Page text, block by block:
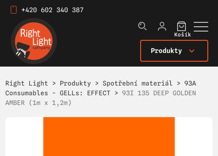
+420 602 340 387
Produkty
Košík
Right Light > Produkty >Spotřební materiál >93A
Consumables - GELLs: EFFECT >93I 135 DEEP GOLDEN
AMBER (1m x 1,2m)